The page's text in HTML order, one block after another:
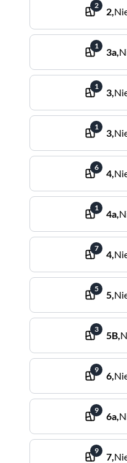
2
2,
1
3a,
1
3,
1
3,
6
4,
1
4a,
7
4,
5
5,
3
5B,
9
6,
9
6a,
9
7,